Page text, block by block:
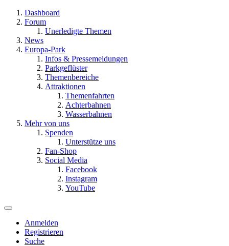
Dashboard
Forum
Unerledigte Themen
News
Europa-Park
Infos & Pressemeldungen
Parkgeflüster
Themenbereiche
Attraktionen
Themenfahrten
Achterbahnen
Wasserbahnen
Mehr von uns
Spenden
Unterstütze uns
Fan-Shop
Social Media
Facebook
Instagram
YouTube
Anmelden
Registrieren
Suche